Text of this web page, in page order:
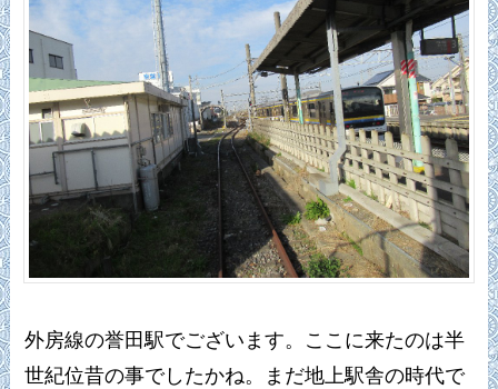
外房線の誉田駅でございます。ここに来たのは半
世紀位昔の事でしたかね。まだ地上駅舎の時代で